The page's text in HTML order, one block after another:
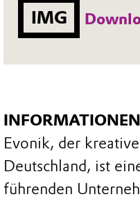
IMG
Evonik, der
Deutschland, ist
führenden